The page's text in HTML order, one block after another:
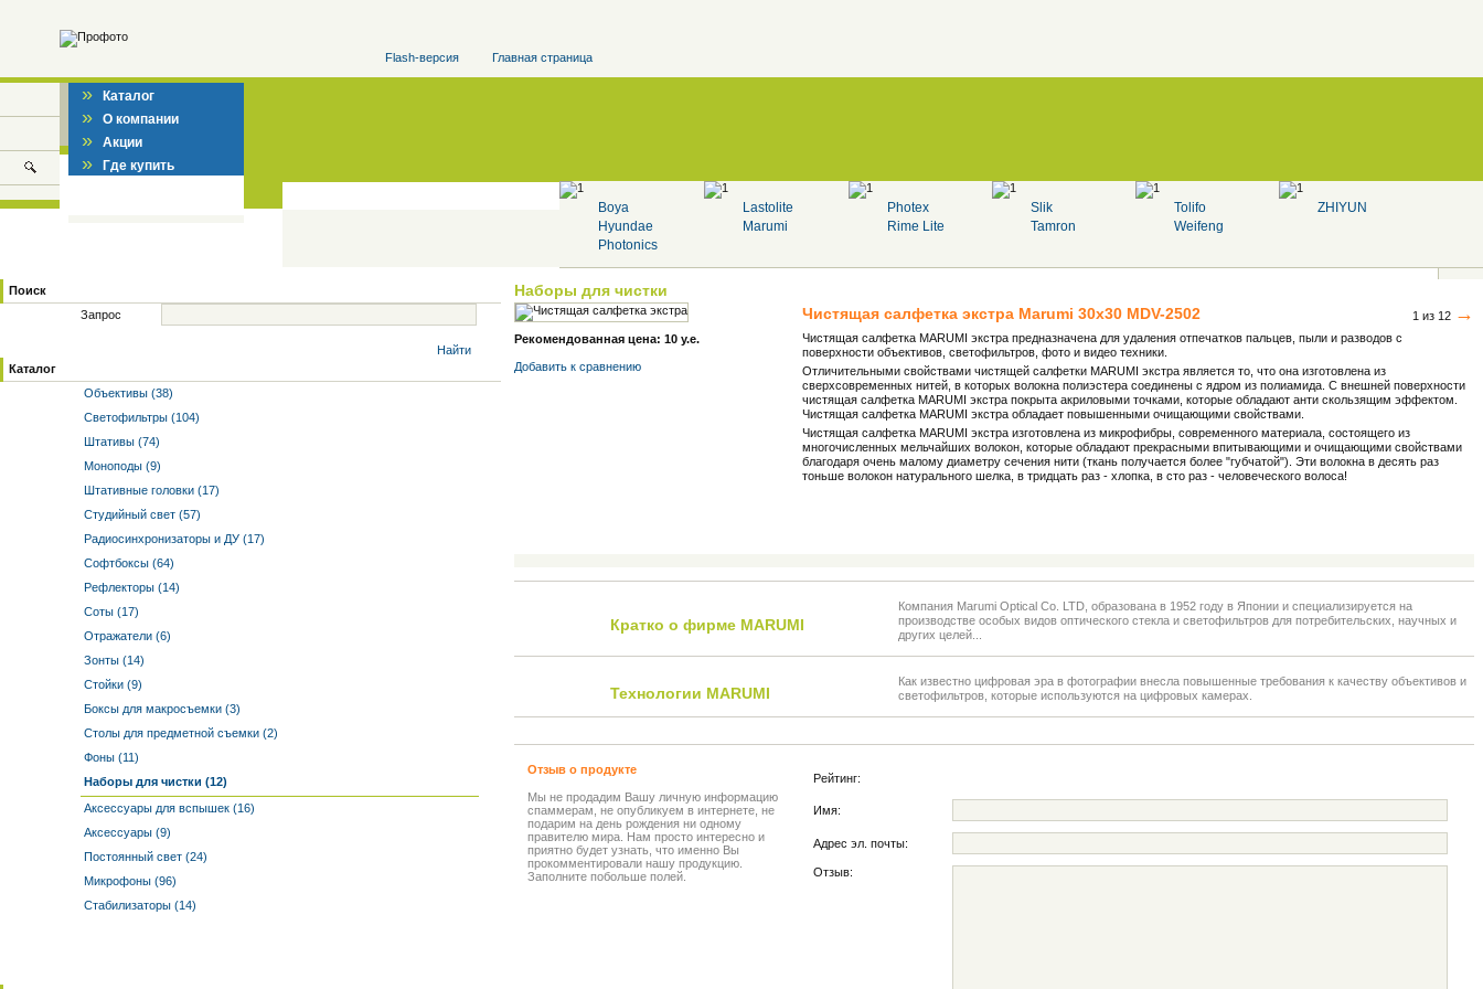
Flash-версия Главная страница
» Каталог
» О компании
» Акции
» Где купить
Boya
Hyundae
Photonics
Lastolite
Marumi
Photex
Rime Lite
Slik
Tamron
Tolifo
Weifeng
ZHIYUN
Поиск
Запрос
Найти
Каталог
Объективы (38)
Светофильтры (104)
Штативы (74)
Моноподы (9)
Штативные головки (17)
Студийный свет (57)
Радиосинхронизаторы и ДУ (17)
Софтбоксы (64)
Рефлекторы (14)
Соты (17)
Отражатели (6)
Зонты (14)
Стойки (9)
Боксы для макросъемки (3)
Столы для предметной съемки (2)
Фоны (11)
Наборы для чистки (12)
Аксессуары для вспышек (16)
Аксессуары (9)
Постоянный свет (24)
Микрофоны (96)
Стабилизаторы (14)
Наборы для чистки
Рекомендованная цена: 10 у.е.
Добавить к cравнению
1 из 12 →
Чистящая салфетка экстра Marumi 30х30 MDV-2502
Чистящая салфетка MARUMI экстра предназначена для удаления отпечатков пальцев, пыли и разводов с
поверхности объективов, светофильтров, фото и видео техники.
Отличительными свойствами чистящей салфетки MARUMI экстра является то, что она изготовлена из
сверхсовременных нитей, в которых волокна полиэстера соединены с ядром из полиамида. С внешней поверхности
чистящая салфетка MARUMI экстра покрыта акриловыми точками, которые обладают анти скользящим эффектом.
Чистящая салфетка MARUMI экстра обладает повышенными очищающими свойствами.
Чистящая салфетка MARUMI экстра изготовлена из микрофибры, современного материала, состоящего из
многочисленных мельчайших волокон, которые обладают прекрасными впитывающими и очищающими свойствами
благодаря очень малому диаметру сечения нити (ткань получается более "губчатой"). Эти волокна в десять раз
тоньше волокон натурального шелка, в тридцать раз - хлопка, в сто раз - человеческого волоса!
Кратко о фирме MARUMI
Компания Marumi Optical Co. LTD, образована в 1952 году в Японии и специализируется на
производстве особых видов оптического стекла и светофильтров для потребительских, научных и
других целей...
Технологии MARUMI
Как известно цифровая эра в фотографии внесла повышенные требования к качеству объективов и
светофильтров, которые используются на цифровых камерах.
Отзыв о продукте
Мы не продадим Вашу личную информацию
спаммерам, не опубликуем в интернете, не
подарим на день рождения ни одному
правителю мира. Нам просто интересно и
приятно будет узнать, что именно Вы
прокомментировали нашу продукцию.
Заполните побольше полей.
Рейтинг:
Имя:
Адрес эл. почты:
Отзыв: